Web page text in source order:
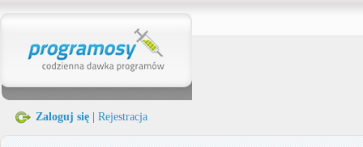
Zaloguj się Rejestracja